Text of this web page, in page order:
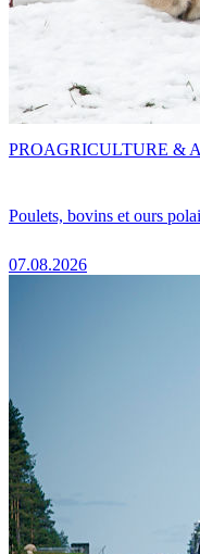
Poulets, bovins et ours
07.08.2026
PROAGRICULTURE &